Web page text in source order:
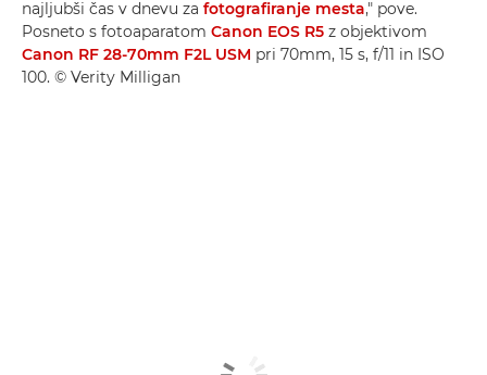
najljubši čas v dnevu za fotografiranje mesta," pove.
Posneto s fotoaparatom Canon EOS R5 z objektivom
Canon RF 28-70mm F2L USM pri 70mm, 15 s, f/11 in ISO
100. © Verity Milligan